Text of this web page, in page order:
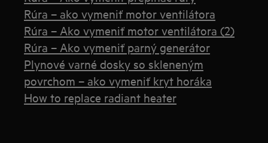
Rúra – ako vymeniť motor ventilátora
Rúra – Ako vymeniť motor ventilátora (2)
Rúra – Ako vymeniť parný generátor
Plynové varné dosky so skleneným
povrchom – ako vymeniť kryt horáka
How to replace radiant heater